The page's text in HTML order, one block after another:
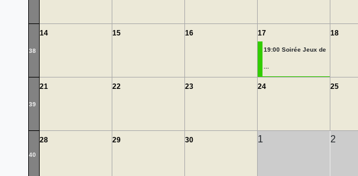
38
14 15 16 17
19:00 Soirée Jeux de
18
39
21 22 23 24 25
40
28 29 30 1 2